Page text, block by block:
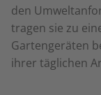
den
tragen sie zu
Gartengeräten
ihrer täglichen